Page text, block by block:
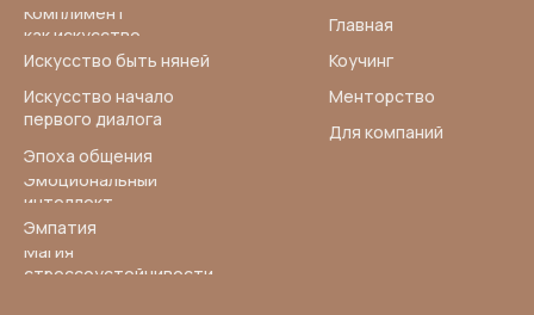
Комплимент
как искусство
Искусство быть няней
Искусство начало
первого диалога
Эпоха общения
Главная
Коучинг
Менторство
Для компаний
Эмоциональный
интеллект
Эмпатия
Магия
стрессоустойчивости